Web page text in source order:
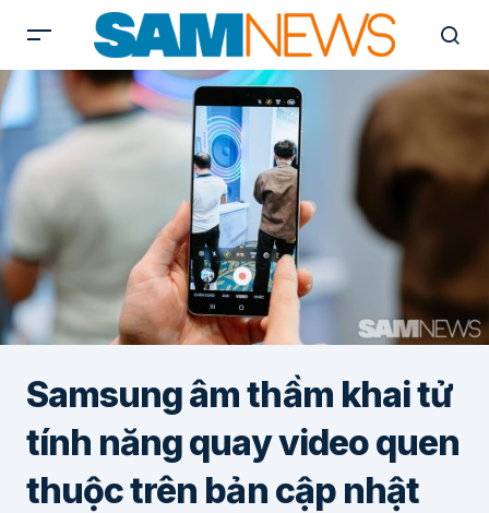
Samsung âm thầm khai tử
tính năng quay video quen
thuộc trên bản cập nhật